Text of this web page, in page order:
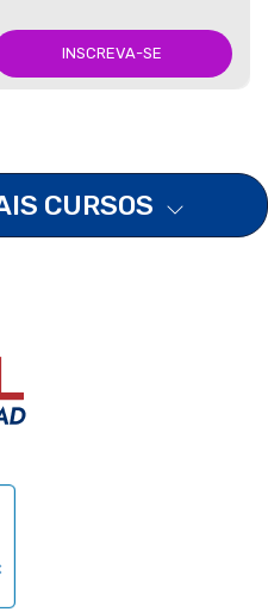
INSCREVA-SE
CURSOS